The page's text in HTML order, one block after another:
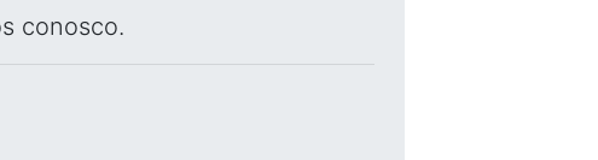
conosco.